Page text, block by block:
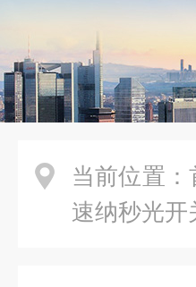
当前位置：
速纳秒光开